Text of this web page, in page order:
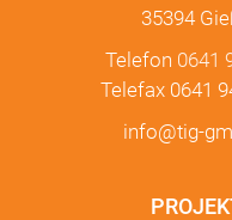
35394
Telefon 0641
Telefax 0641
info@tig-